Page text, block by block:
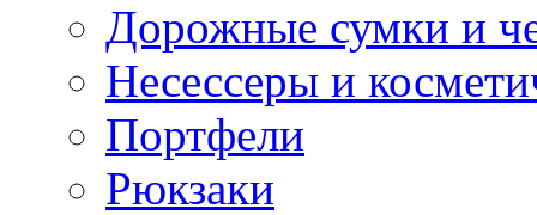
Дорожные сумки и
Несессеры и
Портфели
Рюкзаки